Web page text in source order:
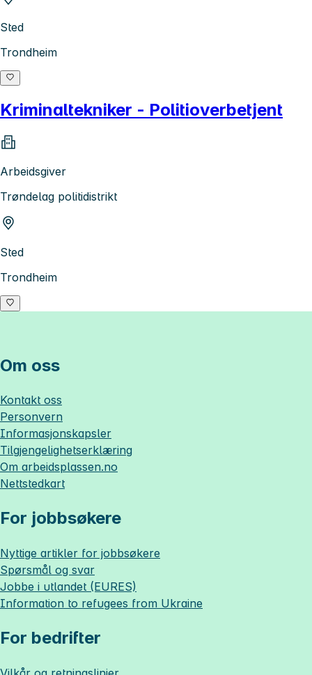
Sted
Trondheim
Kriminaltekniker - Politioverbetjent
Arbeidsgiver
Trøndelag politidistrikt
Sted
Trondheim
Om oss
Kontakt oss
Personvern
Informasjonskapsler
Tilgjengelighetserklæring
Om arbeidsplassen.no
Nettstedkart
For jobbsøkere
Nyttige artikler for jobbsøkere
Spørsmål og svar
Jobbe i utlandet (EURES)
Information to refugees from Ukraine
For bedrifter